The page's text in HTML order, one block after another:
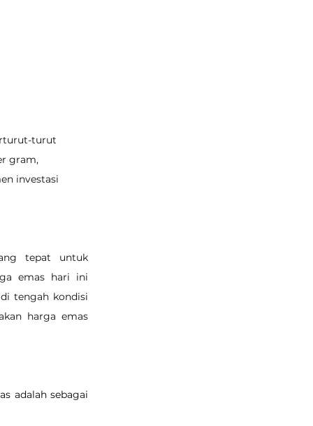
turut
gram,
investasi
tepat untuk
emas hari ini
tengah kondisi
harga emas
adalah sebagai